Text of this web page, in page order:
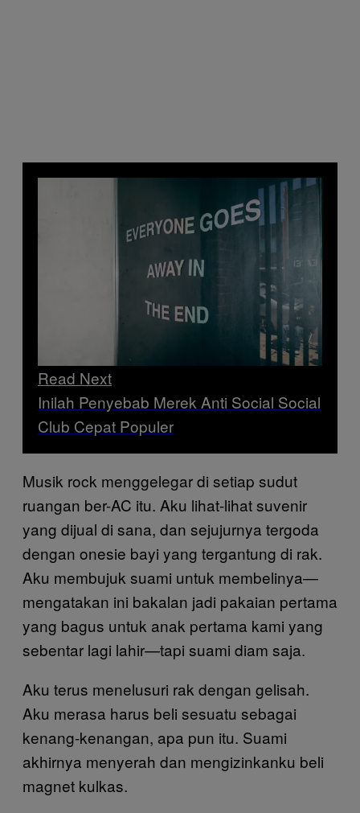
Read Next
Inilah Penyebab Merek Anti Social Social
Club Cepat Populer
Musik rock menggelegar di setiap sudut
ruangan ber-AC itu. Aku lihat-lihat suvenir
yang dijual di sana, dan sejujurnya tergoda
dengan onesie bayi yang tergantung di rak.
Aku membujuk suami untuk membelinya—
mengatakan ini bakalan jadi pakaian pertama
yang bagus untuk anak pertama kami yang
sebentar lagi lahir—tapi suami diam saja.
Aku terus menelusuri rak dengan gelisah.
Aku merasa harus beli sesuatu sebagai
kenang-kenangan, apa pun itu. Suami
akhirnya menyerah dan mengizinkanku beli
magnet kulkas.